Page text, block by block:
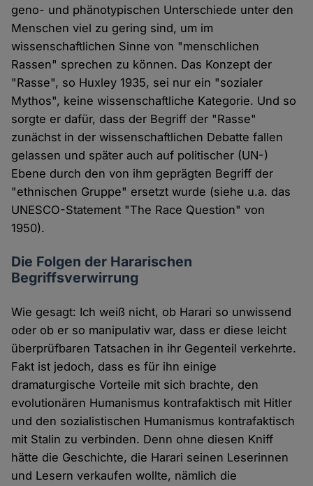
geno- und phänotypischen Unterschiede unter den
Menschen viel zu gering sind, um im
wissenschaftlichen Sinne von "menschlichen
Rassen" sprechen zu können. Das Konzept der
"Rasse", so Huxley 1935, sei nur ein "sozialer
Mythos", keine wissenschaftliche Kategorie. Und so
sorgte er dafür, dass der Begriff der "Rasse"
zunächst in der wissenschaftlichen Debatte fallen
gelassen und später auch auf politischer (UN-)
Ebene durch den von ihm geprägten Begriff der
"ethnischen Gruppe" ersetzt wurde (siehe u.a. das
UNESCO-Statement "The Race Question" von
1950).
Die Folgen der Hararischen
Begriffsverwirrung
Wie gesagt: Ich weiß nicht, ob Harari so unwissend
oder ob er so manipulativ war, dass er diese leicht
überprüfbaren Tatsachen in ihr Gegenteil verkehrte.
Fakt ist jedoch, dass es für ihn einige
dramaturgische Vorteile mit sich brachte, den
evolutionären Humanismus kontrafaktisch mit Hitler
und den sozialistischen Humanismus kontrafaktisch
mit Stalin zu verbinden. Denn ohne diesen Kniff
hätte die Geschichte, die Harari seinen Leserinnen
und Lesern verkaufen wollte, nämlich die